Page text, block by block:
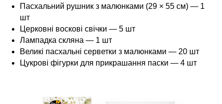
Пасхальний рушник з малюнками (29 × 55 см) — 1
шт
Церковні воскові свічки — 5 шт
Лампадка скляна — 1 шт
Великі пасхальні серветки з малюнками — 20 шт
Цукрові фігурки для прикрашання паски — 4 шт